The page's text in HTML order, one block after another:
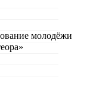
молодёжи